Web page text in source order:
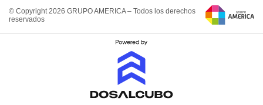
© Copyright 2026 GRUPO AMERICA – Todos los derechos
reservados